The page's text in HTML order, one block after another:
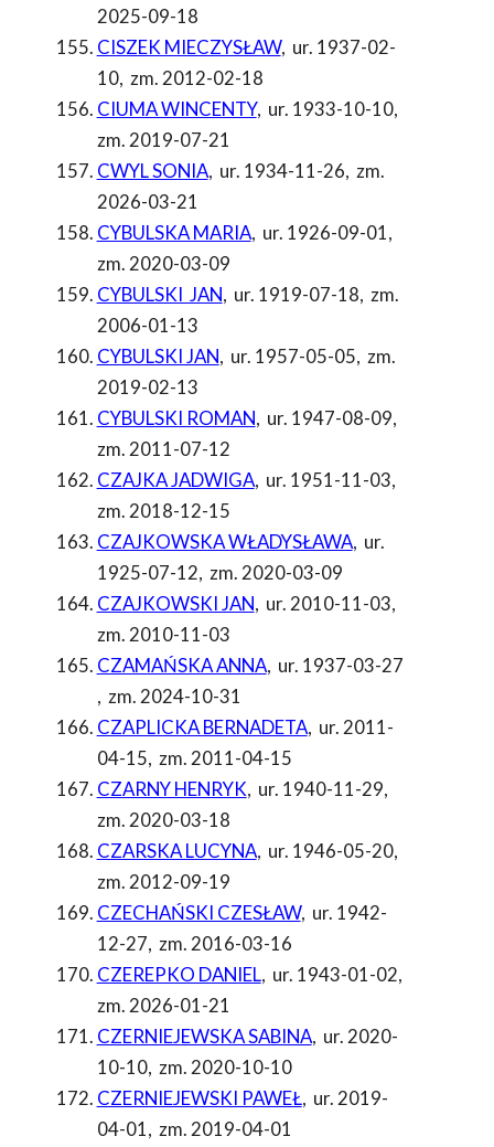
2025-09-18
CISZEK MIECZYSŁAW, ur. 1937-02-
10, zm. 2012-02-18
CIUMA WINCENTY, ur. 1933-10-10,
zm. 2019-07-21
CWYL SONIA, ur. 1934-11-26, zm.
2026-03-21
CYBULSKA MARIA, ur. 1926-09-01,
zm. 2020-03-09
CYBULSKI JAN, ur. 1919-07-18, zm.
2006-01-13
CYBULSKI JAN, ur. 1957-05-05, zm.
2019-02-13
CYBULSKI ROMAN, ur. 1947-08-09,
zm. 2011-07-12
CZAJKA JADWIGA, ur. 1951-11-03,
zm. 2018-12-15
CZAJKOWSKA WŁADYSŁAWA, ur.
1925-07-12, zm. 2020-03-09
CZAJKOWSKI JAN, ur. 2010-11-03,
zm. 2010-11-03
CZAMAŃSKA ANNA, ur. 1937-03-27
, zm. 2024-10-31
CZAPLICKA BERNADETA, ur. 2011-
04-15, zm. 2011-04-15
CZARNY HENRYK, ur. 1940-11-29,
zm. 2020-03-18
CZARSKA LUCYNA, ur. 1946-05-20,
zm. 2012-09-19
CZECHAŃSKI CZESŁAW, ur. 1942-
12-27, zm. 2016-03-16
CZEREPKO DANIEL, ur. 1943-01-02,
zm. 2026-01-21
CZERNIEJEWSKA SABINA, ur. 2020-
10-10, zm. 2020-10-10
CZERNIEJEWSKI PAWEŁ, ur. 2019-
04-01, zm. 2019-04-01